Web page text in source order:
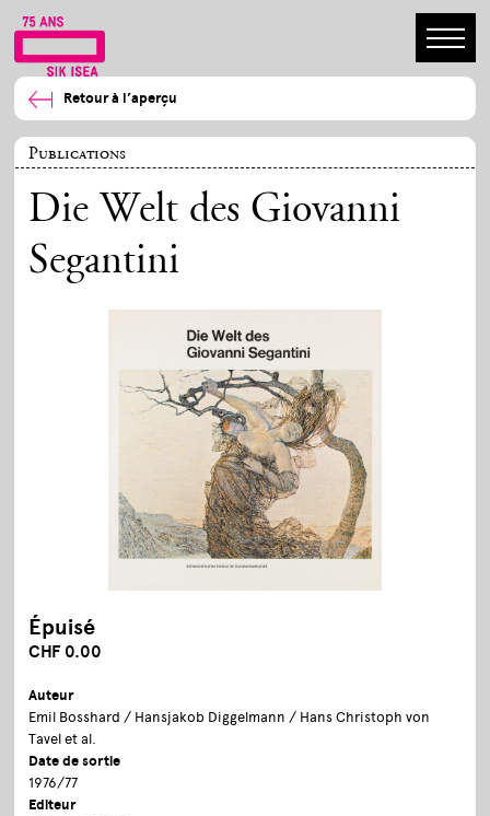
Retour à l’aperçu
Publications
Die Welt des Giovanni
Segantini
Épuisé
CHF 0.00
Auteur
Emil Bosshard / Hansjakob Diggelmann / Hans Christoph von
Tavel et al.
Date de sortie
1976/77
Editeur